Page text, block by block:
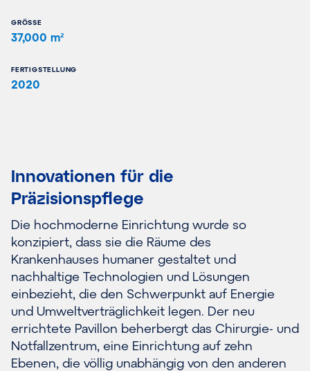
GRÖSSE
37,000 m²
FERTIGSTELLUNG
2020
Innovationen für die
Präzisionspflege
Die hochmoderne Einrichtung wurde so
konzipiert, dass sie die Räume des
Krankenhauses humaner gestaltet und
nachhaltige Technologien und Lösungen
einbezieht, die den Schwerpunkt auf Energie
und Umweltverträglichkeit legen. Der neu
errichtete Pavillon beherbergt das Chirurgie- und
Notfallzentrum, eine Einrichtung auf zehn
Ebenen, die völlig unabhängig von den anderen